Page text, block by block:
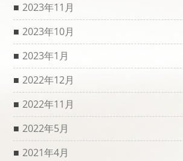
2023年11月
2023年10月
2023年1月
2022年12月
2022年11月
2022年5月
2021年4月